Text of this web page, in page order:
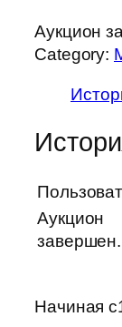
Аукцион
Category:
Аукцион
завершен.
Начиная